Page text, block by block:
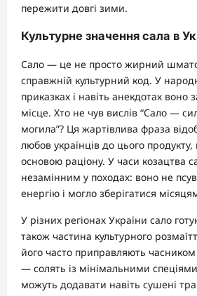
пережити довгі зими.
Культурне значення сала в
Сало — це не просто жирний
справжній культурний код. У
приказках і навіть анекдотах воно
місце. Хто не чув вислів “Сало —
могила”? Ця жартівлива фраза
любов українців до цього
основою раціону. У часи козацтва
незамінним у походах: воно не
енергію і могло зберігатися
У різних регіонах України сало
також частина культурного
його часто приправляють
— солять із мінімальними
можуть додавати навіть сушені